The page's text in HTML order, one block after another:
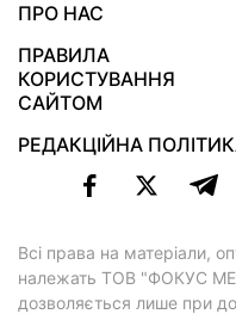
ПРО НАС
ПРАВИЛА
КОРИСТУВАННЯ
САЙТОМ
РЕДАКЦІЙНА
Всі права на матеріали,
належать ТОВ "ФОКУС
дозволяється лише при